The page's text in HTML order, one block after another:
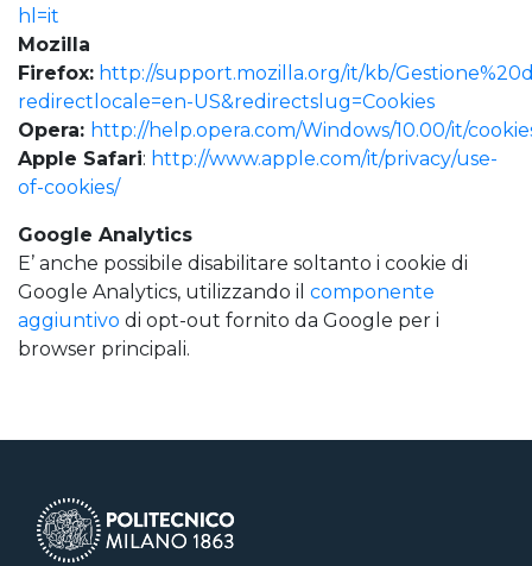
hl=it
Mozilla
Firefox: http://support.mozilla.org/it/kb/
redirectlocale=en-US&redirectslug=Cookies
Opera: http://help.opera.com/Windows/10.00/it/
Apple Safari: http://www.apple.com/it/privacy/use-
of-cookies/
Google Analytics
E’ anche possibile disabilitare soltanto i cookie di
Google Analytics, utilizzando il componente
aggiuntivo di opt-out fornito da Google per i
browser principali.